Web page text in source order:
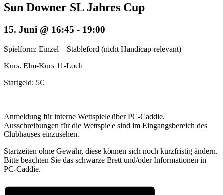
Sun Downer SL Jahres Cup
15. Juni @ 16:45 - 19:00
Spielform: Einzel – Stableford (nicht Handicap-relevant)
Kurs: Elm-Kurs 11-Loch
Startgeld: 5€
Anmeldung für interne Wettspiele über PC-Caddie.
Ausschreibungen für die Wettspiele sind im Eingangsbereich des
Clubhauses einzusehen.
Startzeiten ohne Gewähr, diese können sich noch kurzfristig ändern.
Bitte beachten Sie das schwarze Brett und/oder Informationen in
PC-Caddie.